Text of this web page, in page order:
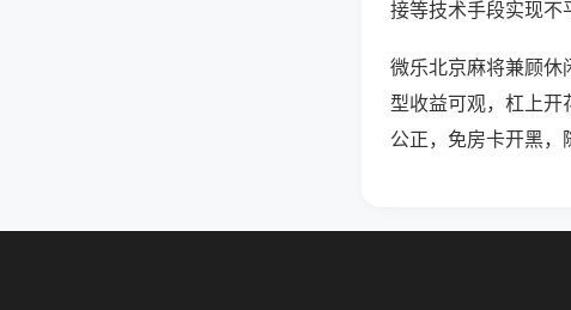
接等技术手段实现不
微乐北京麻将兼顾休
型收益可观，杠上
公正，免房卡开黑，